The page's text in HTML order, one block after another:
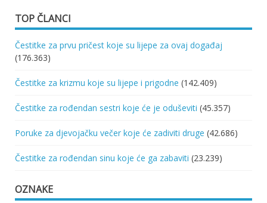
TOP ČLANCI
Čestitke za prvu pričest koje su lijepe za ovaj događaj
(176.363)
Čestitke za krizmu koje su lijepe i prigodne (142.409)
Čestitke za rođendan sestri koje će je oduševiti (45.357)
Poruke za djevojačku večer koje će zadiviti druge (42.686)
Čestitke za rođendan sinu koje će ga zabaviti (23.239)
OZNAKE